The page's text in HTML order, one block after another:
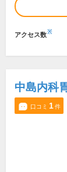
アクセス数※
中島内科
口コミ 1件